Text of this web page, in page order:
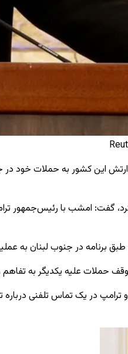
ارتش این کشور به حملات خود
گفت: امشب با رئیس‌جمهور
برنامه در جنوب لبنان به
حملات علیه یکدیگر به تفاهم
ترامپ در یک تماس تلفنی درباره